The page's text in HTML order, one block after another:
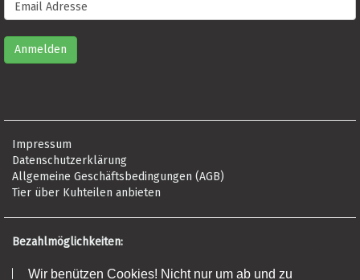
Wir benützen Cookies! Nicht nur um ab und zu
Impressum
Datenschutzerklärung
Allgemeine Geschäftsbedingungen (AGB)
Tier über Kuhteilen anbieten
Bezahlmöglichkeiten:
Risikofrei per Rechnung